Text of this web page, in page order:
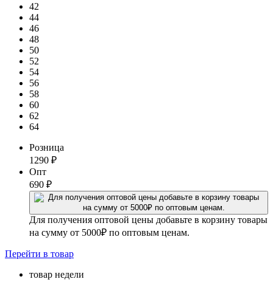
42
44
46
48
50
52
54
56
58
60
62
64
Розница
1290 ₽
Опт
690 ₽
Для получения оптовой цены добавьте в корзину товары
на сумму от 5000₽ по оптовым ценам.
Перейти в товар
товар недели